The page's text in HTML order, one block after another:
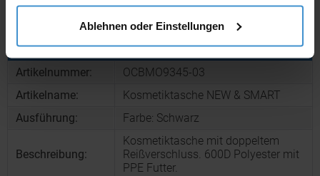
Ablehnen oder Einstellungen
Muster bestellen
Produktinformationen zu diesem Werbeartikel
Artikelnummer:
OCBMO9345-03
Artikelname:
Kosmetiktasche NEW & SMART
Ausführung:
Farbe: Schwarz
Beschreibung:
Kosmetiktasche mit doppeltem
Reißverschluss. 600D Polyester mit
PPE Futter.